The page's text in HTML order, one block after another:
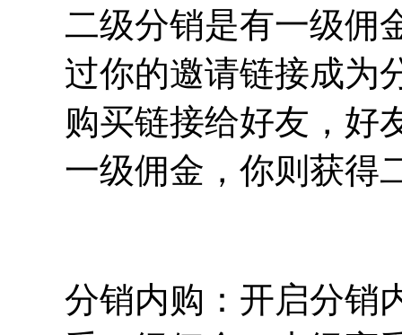
二级分销是有一级佣
过你的邀请链接成为
购买链接给好友，好
一级佣金，你则获得
分销内购： 开启分销